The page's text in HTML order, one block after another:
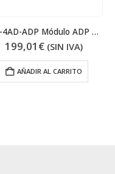
FX5-4AD-ADP Módulo ADP E/S analógicas
199,01 € (SIN IVA)
AÑADIR AL CARRITO